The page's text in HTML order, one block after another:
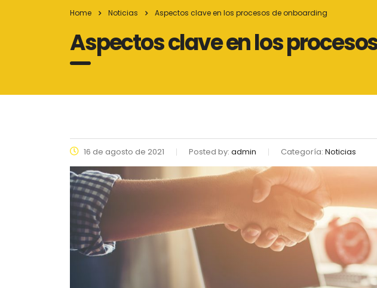
Home Noticias Aspectos clave en los procesos de onboarding
Aspectos clave en los
16 de agosto de 2021 Posted by: admin Categoría: Noticias